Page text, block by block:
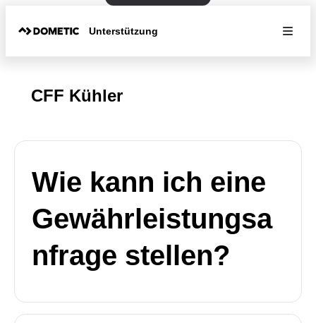
Unterstützung
CFF Kühler
Wie kann ich eine
Gewährleistungsa
nfrage stellen?